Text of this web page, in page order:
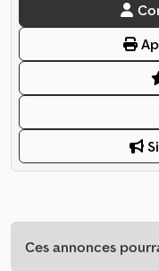
Ces annonces